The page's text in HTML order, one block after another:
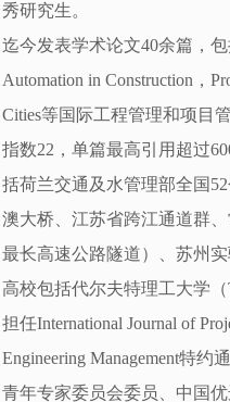
秀研究生。
迄今发表学术论文40余篇，包
Automation in Construction，
Cities等国际工程管理和项目
指数22，单篇最高引用超过
括荷兰交通及水管理部全国
澳大桥、江苏省跨江通道群
最长高速公路隧道）、苏州
高校包括代尔夫特理工大学
担任International Journal of
Engineering Management特
青年专家委员会委员、中国